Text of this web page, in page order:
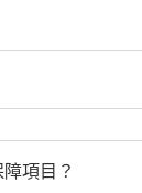
項目？